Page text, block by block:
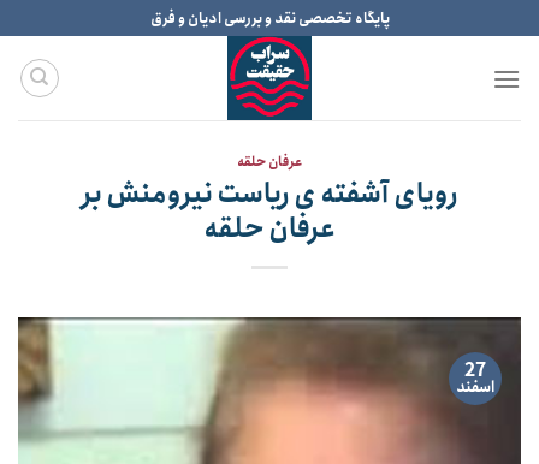
to
content
پایگاه تخصصی نقد و بررسی ادیان و فرق
عرفان حلقه
رویای آشفته ی ریاست نیرومنش بر
عرفان حلقه
27
اسفند